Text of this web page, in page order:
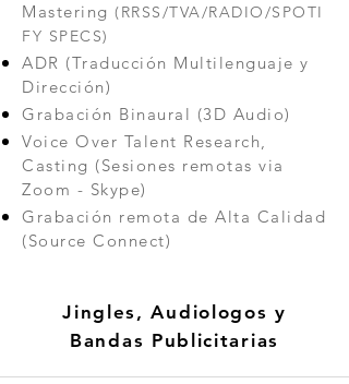
Mastering (RRSS/TVA/RADIO/SPOTI
FY SPECS)
ADR (Traducción Multilenguaje y
Dirección)
Grabación Binaural (3D Audio)
Voice Over Talent Research,
Casting (Sesiones remotas via
Zoom - Skype)
Grabación remota de Alta Calidad
(Source Connect)
Jingles, Audiologos y
Bandas Publicitarias